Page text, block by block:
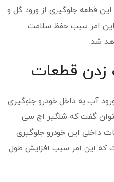
قطعه جلوگیری از ورود گل و
این امر سبب حفظ سلامت
شد.
زدن قطعات
آب به داخل خودرو جلوگیری
گفت که شلگیر اچ سی
داخلی این خودرو جلوگیری
که این امر سبب افزایش طول